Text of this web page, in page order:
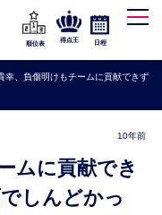
順位表
得点王 日程
幸、負傷明けもチームに貢献できず
10年前
しんどかっ